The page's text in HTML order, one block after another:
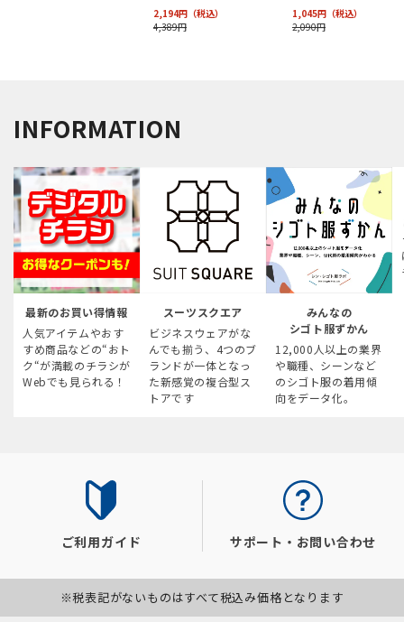
INFORMATION
最新のお買い得情報
人気アイテムやおす
すめ商品などの“おト
ク“が満載のチラシが
Webでも見られる！
スーツスクエア
ビジネスウェアがな
んでも揃う、4つのブ
ランドが一体となっ
た新感覚の複合型ス
トアです
みんなの
シゴト服ずかん
12,000人以上の業界
や職種、シーンなど
のシゴト服の着用傾
向をデータ化。
ご利用ガイド サポート・お問い合わせ
※税表記がないものはすべて税込み価格となります